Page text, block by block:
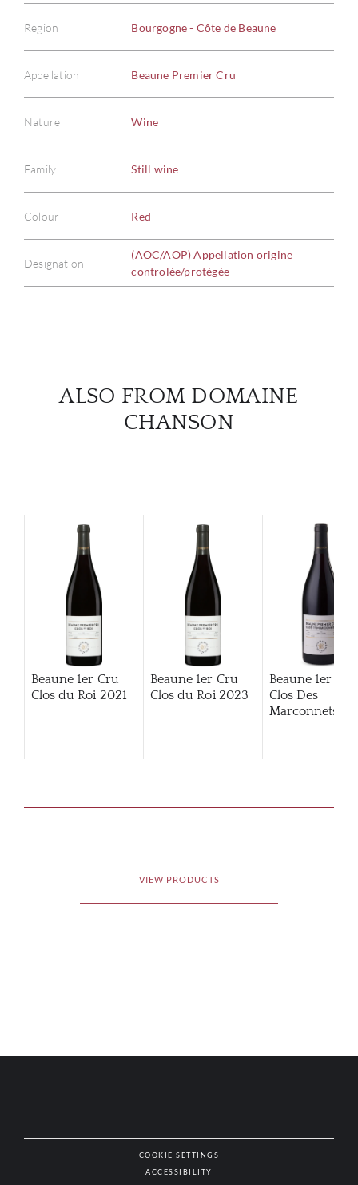
Region Bourgogne - Côte de Beaune
Appellation Beaune Premier Cru
Nature Wine
Family Still wine
Colour Red
Designation
(AOC/AOP) Appellation origine
controlée/protégée
ALSO FROM DOMAINE
CHANSON
Beaune 1er Cru
Clos du Roi 2021
Beaune 1er Cru
Clos du Roi 2023
Beaune 1er Cru
Clos Des
Marconnets
VIEW PRODUCTS
COOKIE SETTINGS
ACCESSIBILITY